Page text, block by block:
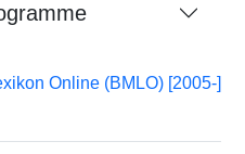
Online (BMLO) [2005-]